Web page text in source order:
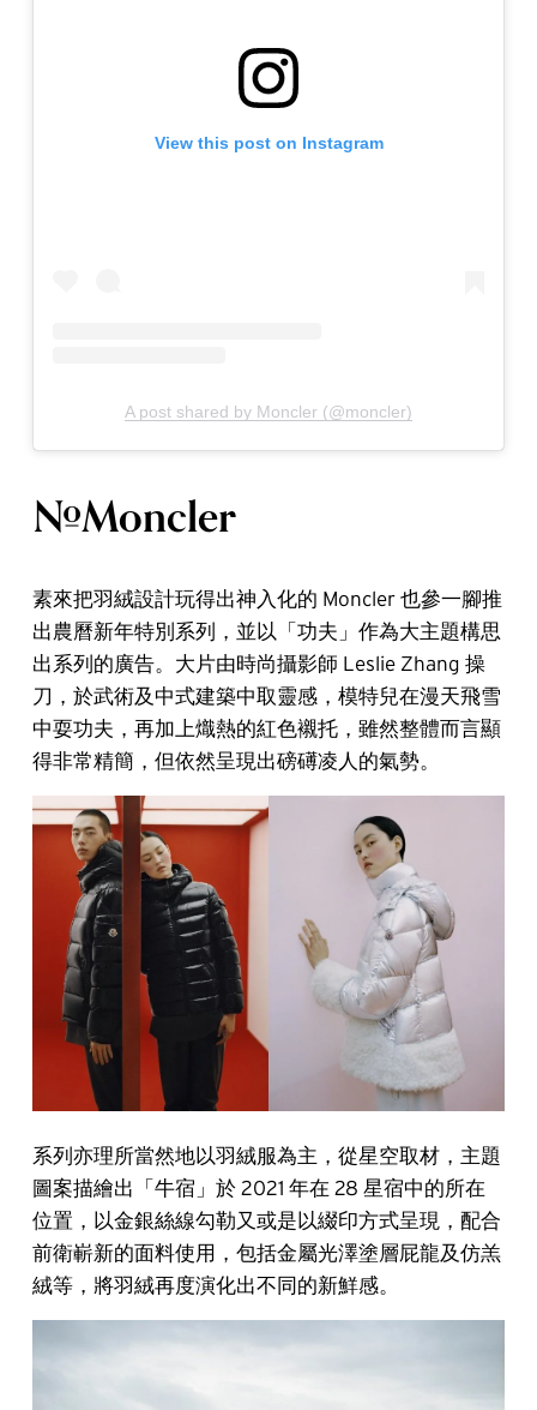
View this post on Instagram
A post shared by Moncler (@moncler)
#Moncler
素來把羽絨設計玩得出神入化的 Moncler 也參一腳推
出農曆新年特別系列，並以「功夫」作為大主題構思
出系列的廣告。大片由時尚攝影師 Leslie Zhang 操
刀，於武術及中式建築中取靈感，模特兒在漫天飛雪
中耍功夫，再加上熾熱的紅色襯托，雖然整體而言顯
得非常精簡，但依然呈現出磅礡凌人的氣勢。
系列亦理所當然地以羽絨服為主，從星空取材，主題
圖案描繪出「牛宿」於 2021 年在 28 星宿中的所在
位置，以金銀絲線勾勒又或是以綴印方式呈現，配合
前衛嶄新的面料使用，包括金屬光澤塗層屁龍及仿羔
絨等，將羽絨再度演化出不同的新鮮感。